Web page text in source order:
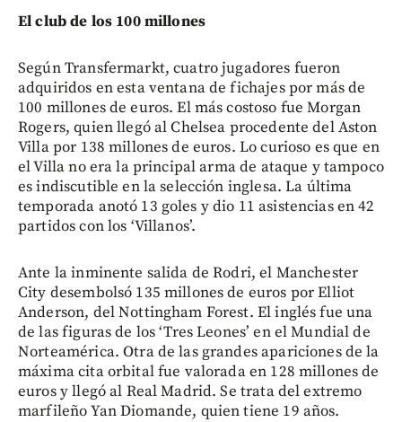
El club de los 100 millones
Según Transfermarkt, cuatro jugadores fueron
adquiridos en esta ventana de fichajes por más de
100 millones de euros. El más costoso fue Morgan
Rogers, quien llegó al Chelsea procedente del Aston
Villa por 138 millones de euros. Lo curioso es que en
el Villa no era la principal arma de ataque y tampoco
es indiscutible en la selección inglesa. La última
temporada anotó 13 goles y dio 11 asistencias en 42
partidos con los ‘Villanos’.
Ante la inminente salida de Rodri, el Manchester
City desembolsó 135 millones de euros por Elliot
Anderson, del Nottingham Forest. El inglés fue una
de las figuras de los ‘Tres Leones’ en el Mundial de
Norteamérica. Otra de las grandes apariciones de la
máxima cita orbital fue valorada en 128 millones de
euros y llegó al Real Madrid. Se trata del extremo
marfileño Yan Diomande, quien tiene 19 años.